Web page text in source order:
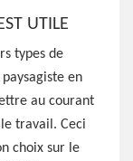
UTILE
types de
en
au courant
travail. Ceci
choix sur le